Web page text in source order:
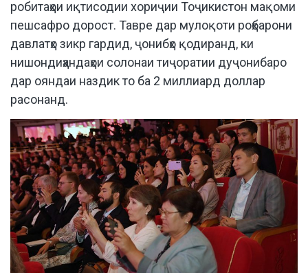
робитаҳои иқтисодии хориҷии Тоҷикистон мақоми
пешсафро дорост. Тавре дар мулоқоти роҳбарони
давлатҳо зикр гардид, ҷонибҳо қодиранд, ки
нишондиҳандаҳои солонаи тиҷоратии дуҷонибаро
дар ояндаи наздик то ба 2 миллиард доллар
расонанд.